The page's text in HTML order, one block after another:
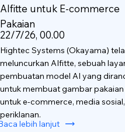
AIfitte untuk E-commerce
Pakaian
22/7/26, 00.00
Hightec Systems (Okayama)
meluncurkan AIfitte, sebuah
pembuatan model AI yang
untuk membuat gambar pakaian
untuk e-commerce, media
periklanan.
lebih lanjut